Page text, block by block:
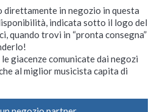
in negozio in questa
indicata sotto il logo del
quando trovi in “pronta consegna”
giacenze comunicate dai negozi
al miglior musicista capita di